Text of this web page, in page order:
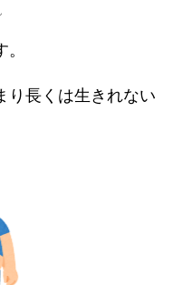
り長くは生きれない